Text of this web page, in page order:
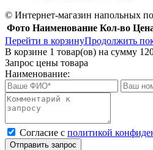
© Интернет-магазин напольных
Фото Наименование Кол-во
Перейти в корзинуПродолжить
В корзине 1 товар(ов) на сумму
Запрос цены товара
Наименование:
Cогласие с политикой
Отправить запрос